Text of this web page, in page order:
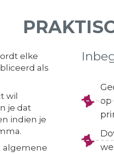
elke
als
wil
je dat
indien je
algemene
op